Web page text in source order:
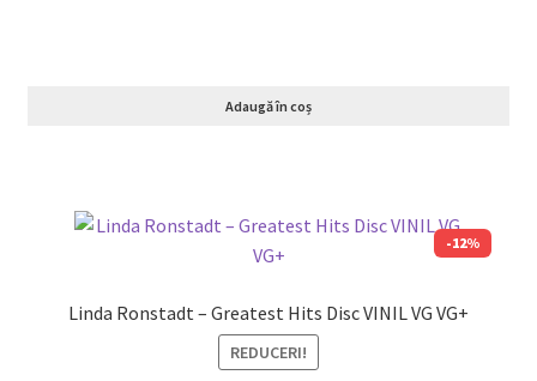
Adaugă în coș
-12%
Linda Ronstadt – Greatest Hits Disc VINIL VG VG+
REDUCERI!